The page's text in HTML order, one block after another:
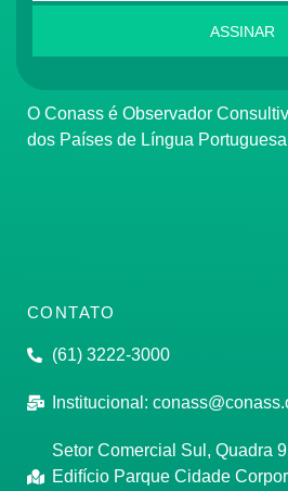
ASSINAR
O Conass é Observador Consultivo da Comunidade
dos Países de Língua
CONTATO
(61) 3222-3000
Institucional:
Setor Comercial Sul, Quadra
Edifício Parque Cidade